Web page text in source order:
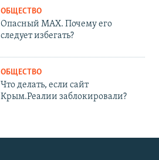
ОБЩЕСТВО
Опасный MAX. Почему его
следует избегать?
ОБЩЕСТВО
Что делать, если сайт
Крым.Реалии заблокировали?